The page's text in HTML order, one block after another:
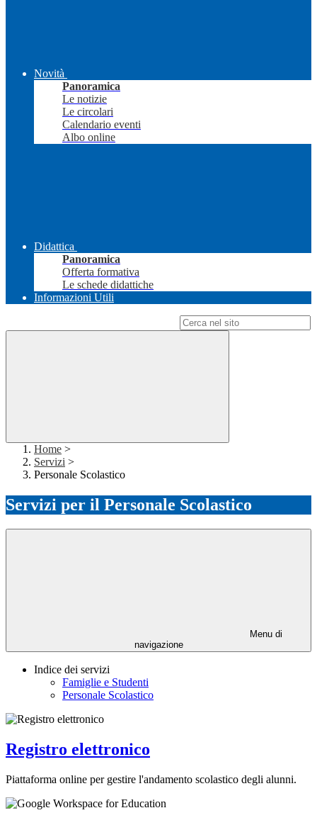
Novità
Panoramica
Le notizie
Le circolari
Calendario eventi
Albo online
Didattica
Panoramica
Offerta formativa
Le schede didattiche
Informazioni Utili
Home >
Servizi >
Personale Scolastico
Servizi per il Personale Scolastico
Menu di
navigazione
Indice dei servizi
Famiglie e Studenti
Personale Scolastico
Registro elettronico
Piattaforma online per gestire l'andamento scolastico degli alunni.